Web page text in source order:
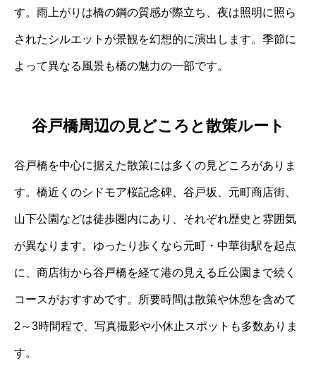
す。雨上がりは橋の鋼の質感が際立ち、夜は照明に照ら
されたシルエットが景観を幻想的に演出します。季節に
よって異なる風景も橋の魅力の一部です。
谷戸橋周辺の見どころと散策ルート
谷戸橋を中心に据えた散策には多くの見どころがありま
す。橋近くのシドモア桜記念碑、谷戸坂、元町商店街、
山下公園などは徒歩圏内にあり、それぞれ歴史と雰囲気
が異なります。ゆったり歩くなら元町・中華街駅を起点
に、商店街から谷戸橋を経て港の見える丘公園まで続く
コースがおすすめです。所要時間は散策や休憩を含めて
2～3時間程で、写真撮影や小休止スポットも多数ありま
す。